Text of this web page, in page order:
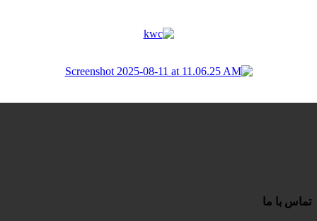
تماس با ما